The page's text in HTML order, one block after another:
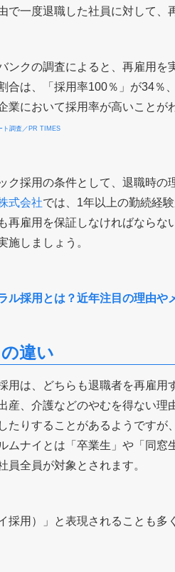
で一度退職した社員に対して、
ンクの調査によると、再雇用を
合は、「採用率100％」が34％
業において採用率が高いことが
ト調査／PR TIMES
ク採用の条件として、退職時の
式会社では、1年以上の勤続経
再雇用を保証しなければならな
施しましょう。
ル採用とは？近年注目の理由や
違い
用は、どちらも退職者を再雇用
産、介護などのやむを得ない理
たりすることがあるようですが
ムナイとは「卒業生」や「同窓
員全員が対象とされます。
採用）」と表現されることも多